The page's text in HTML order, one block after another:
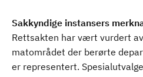
Sakkyndige instansers
Rettsakten har vært vurdert
matområdet der berørte
er representert.